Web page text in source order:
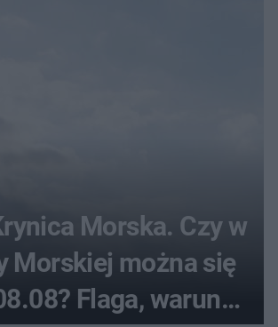
Morska. Czy w
Morskiej można się
Flaga, warunki